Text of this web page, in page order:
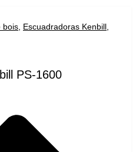
bois, Escuadradoras Kenbill,
PS-1600